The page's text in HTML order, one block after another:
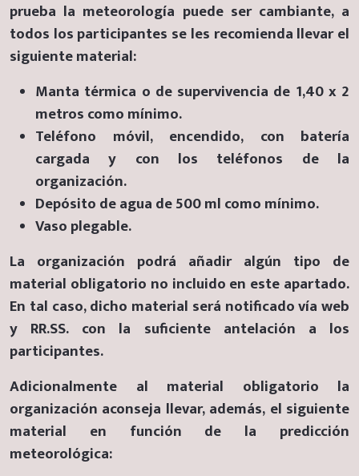
prueba la meteorología puede ser cambiante, a
todos los participantes se les recomienda llevar el
siguiente material:
Manta térmica o de supervivencia de 1,40 x 2
metros como mínimo.
Teléfono móvil, encendido, con batería
cargada y con los teléfonos de la
organización.
Depósito de agua de 500 ml como mínimo.
Vaso plegable.
La organización podrá añadir algún tipo de
material obligatorio no incluido en este apartado.
En tal caso, dicho material será notificado vía web
y RR.SS. con la suficiente antelación a los
participantes.
Adicionalmente al material obligatorio la
organización aconseja llevar, además, el siguiente
material en función de la predicción
meteorológica: